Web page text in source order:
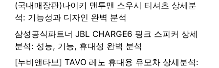
(국내매장판)나이키 맨투맨 스우시 티셔츠 상세분
석: 기능성과 디자인 완벽 분석
삼성공식파트너 JBL CHARGE6 핑크 스피커 상세
분석: 성능, 기능, 휴대성 완벽 분석
[누비앤타보] TAVO 레노 휴대용 유모차 상세분석: